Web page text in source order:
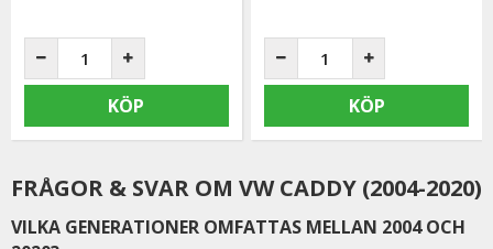
KÖP KÖP
FRÅGOR & SVAR OM VW CADDY (2004-2020)
VILKA GENERATIONER OMFATTAS MELLAN 2004 OCH